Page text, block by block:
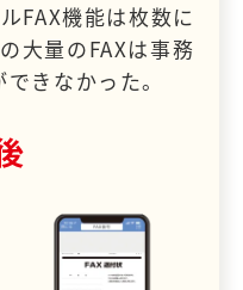
FAX機能は枚数に
大量のFAXは事務
きなかった。